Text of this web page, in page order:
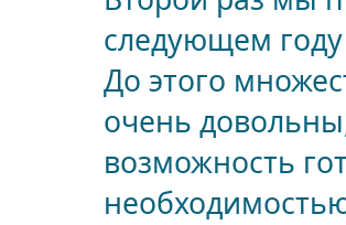
следующем
До этого
очень
возможность